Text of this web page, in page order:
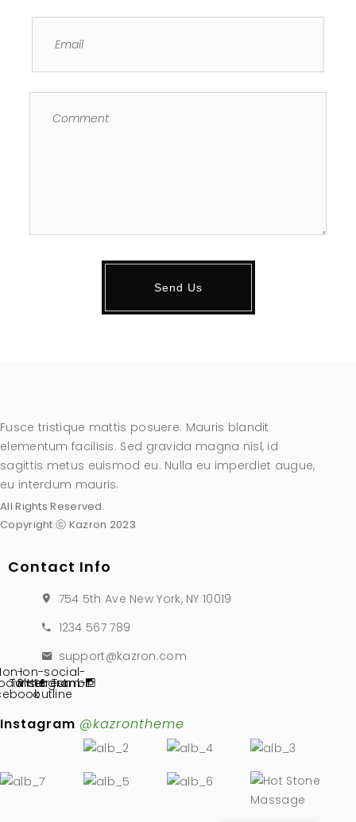
Fusce tristique mattis posuere. Mauris blandit
elementum facilisis. Sed gravida magna nisl, id
sagittis metus euismod eu. Nulla eu imperdiet augue,
eu interdum mauris.
All Rights Reserved.
Copyright ⓒ Kazron 2023
Contact Info
754 5th Ave New York, NY 10019
1234 567 789
support@kazron.com
Ion-
Twitter
Pinterest
Ion-social-
instagram-
outline
Tumblr
Instagram @kazrontheme